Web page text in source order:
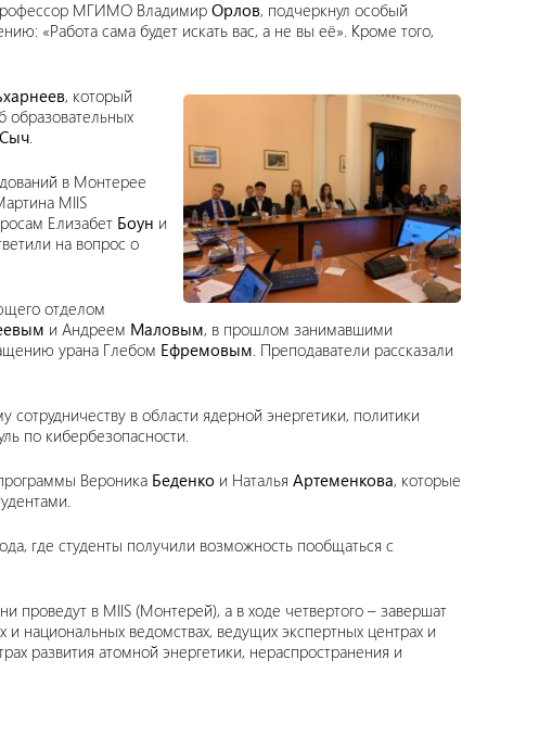
МГИМО Владимир Орлов, подчеркнул особый
«Работа сама будет искать вас, а не вы её». Кроме того,
, который
образовательных
Сыч.
в Монтерее
MIIS
Елизабет Боун и
на вопрос о
отделом
и Андреем Маловым, в прошлом занимавшими
урана Глебом Ефремовым. Преподаватели рассказали
в области ядерной энергетики, политики
по кибербезопасности.
Вероника Беденко и Наталья Артеменкова, которые
где студенты получили возможность пообщаться с
в MIIS (Монтерей), а в ходе четвертого – завершат
национальных ведомствах, ведущих экспертных центрах и
развития атомной энергетики, нераспространения и